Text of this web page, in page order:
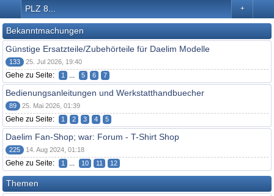
+
PLZ 8...
Bekanntmachungen
Günstige Ersatzteile/Zubehörteile für Daelim Modelle
133 25. Jul 2026, 19:40
Gehe zu Seite: 1 ... 5 6 7
Bedienungsanleitungen und Werkstatthandbuecher
89 25. Mai 2026, 01:39
Gehe zu Seite: 1 2 3 4 5
Daelim Fan-Shop; war: Forum - T-Shirt Shop
225 14. Aug 2024, 01:18
Gehe zu Seite: 1 ... 10 11 12
Themen